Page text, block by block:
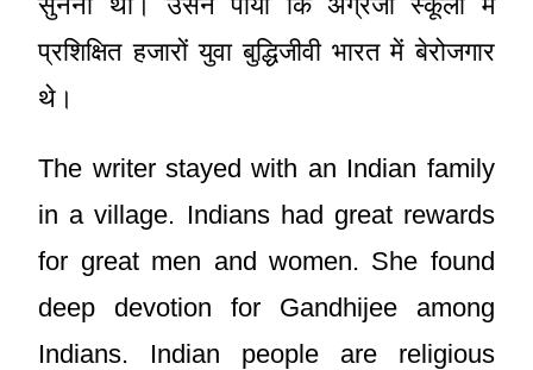
प्रशिक्षित हजारों युवा बुद्धिजीवी भारत में बेरोजगार
थे।
The writer stayed with an Indian family
in a village. Indians had great rewards
for great men and women. She found
deep devotion for Gandhijee among
Indians. Indian people are religious